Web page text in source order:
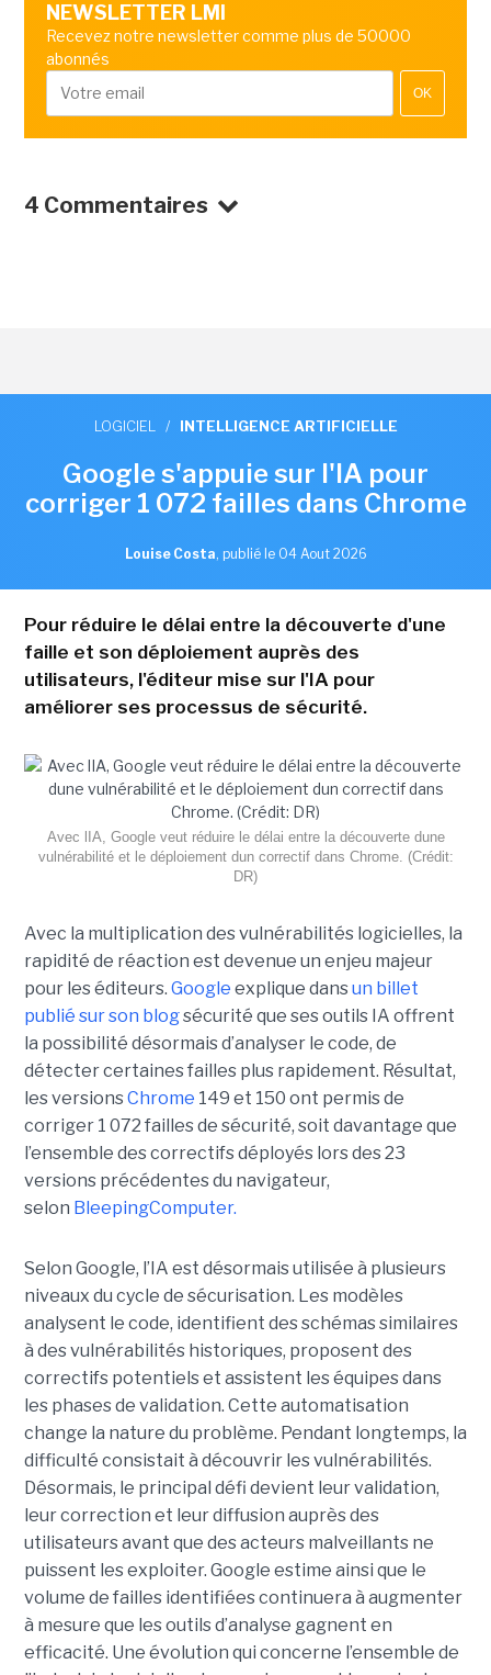
NEWSLETTER LMI
Recevez notre newsletter comme plus de 50000
abonnés
OK
4 Commentaires
LOGICIEL / INTELLIGENCE ARTIFICIELLE
Google s'appuie sur l'IA pour
corriger 1 072 failles dans Chrome
Louise Costa, publié le 04 Aout 2026
Pour réduire le délai entre la découverte d'une
faille et son déploiement auprès des
utilisateurs, l'éditeur mise sur l'IA pour
améliorer ses processus de sécurité.
Avec lIA, Google veut réduire le délai entre la découverte dune
vulnérabilité et le déploiement dun correctif dans Chrome. (Crédit:
DR)
Avec la multiplication des vulnérabilités logicielles, la
rapidité de réaction est devenue un enjeu majeur
pour les éditeurs. Google explique dansun billet
publié sur son blogsécurité que ses outils IA offrent
la possibilité désormais d’analyser le code, de
détecter certaines failles plus rapidement. Résultat,
les versionsChrome 149 et 150 ont permis de
corriger 1 072 failles de sécurité, soit davantage que
l’ensemble des correctifs déployés lors des 23
versions précédentes du navigateur,
selon BleepingComputer.
Selon Google, l’IA est désormais utilisée à plusieurs
niveaux du cycle de sécurisation. Les modèles
analysent le code, identifient des schémas similaires
à des vulnérabilités historiques, proposent des
correctifs potentiels et assistent les équipes dans
les phases de validation. Cette automatisation
change la nature du problème. Pendant longtemps, la
difficulté consistait à découvrir les vulnérabilités.
Désormais, le principal défi devient leur validation,
leur correction et leur diffusion auprès des
utilisateurs avant que des acteurs malveillants ne
puissent les exploiter. Google estime ainsi que le
volume de failles identifiées continuera à augmenter
à mesure que les outils d’analyse gagnent en
efficacité. Une évolution qui concerne l’ensemble de